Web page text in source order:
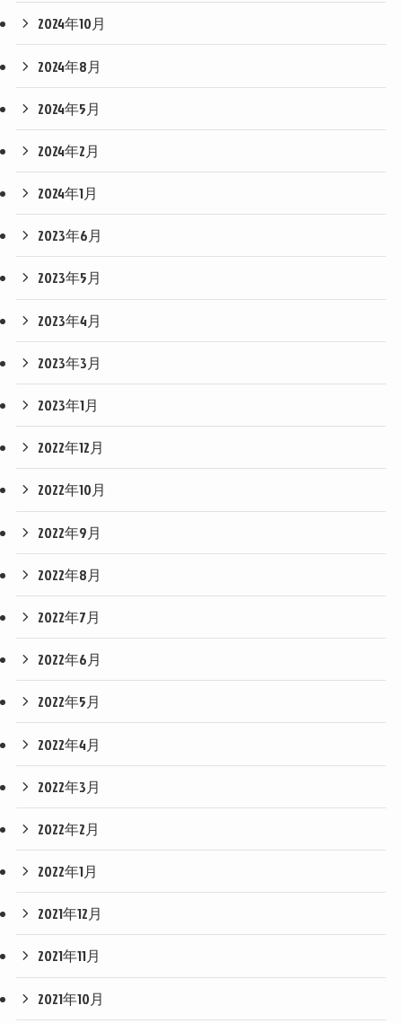
2024年10月
2024年8月
2024年5月
2024年2月
2024年1月
2023年6月
2023年5月
2023年4月
2023年3月
2023年1月
2022年12月
2022年10月
2022年9月
2022年8月
2022年7月
2022年6月
2022年5月
2022年4月
2022年3月
2022年2月
2022年1月
2021年12月
2021年11月
2021年10月